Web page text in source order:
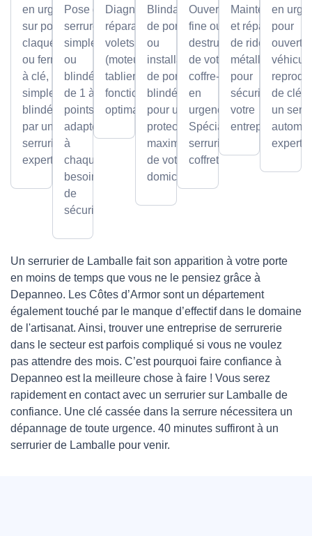
en urgence
sur portes
claquées
ou fermées
à clé,
simples ou
blindées
par un
serrurier
expert
Pose de
serrures,
simples
ou
blindée
de 1 à 5
points,
adaptée
à
chaque
besoin
de
sécurité.
Diagnostic et
réparation de
volets roulants
(moteur ou
tablier) pour un
fonctionnement
optimal.
Blindage
de porte
ou
installation
de portes
blindées
pour une
protection
maximale
de votre
domicile.
Ouverture
fine ou par
destruction
de votre
coffre-fort
en
urgence.
Spécialiste
serrurier
coffretier
Maintenance
et réparation
de rideaux
métalliques
pour
sécuriser
votre
entreprise.
en
pour
de clé
un
expert
Un serrurier de Lamballe fait son apparition à votre porte
en moins de temps que vous ne le pensiez grâce à
Depanneo. Les Côtes d’Armor sont un département
également touché par le manque d’effectif dans le domaine
de l'artisanat. Ainsi, trouver une entreprise de serrurerie
dans le secteur est parfois compliqué si vous ne voulez
pas attendre des mois. C’est pourquoi faire confiance à
Depanneo est la meilleure chose à faire ! Vous serez
rapidement en contact avec un serrurier sur Lamballe de
confiance. Une clé cassée dans la serrure nécessitera un
dépannage de toute urgence. 40 minutes suffiront à un
serrurier de Lamballe pour venir.